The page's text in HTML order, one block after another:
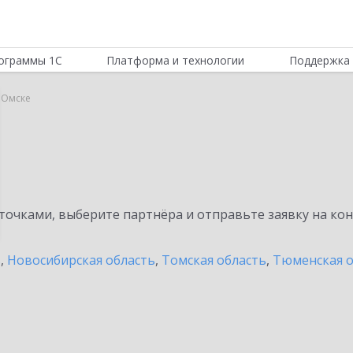
1С Платформа и технологии Поддержка
Омске
выберите партнёра и отправьте заявку на
, Новосибирская область, Томская область, Тюменская